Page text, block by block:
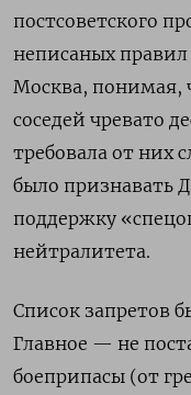
постсоветского
неписаных
Москва, понимая,
соседей чревато
требовала от них
было признавать
поддержку
нейтралитета.
Список запретов
Главное — не
боеприпасы (от